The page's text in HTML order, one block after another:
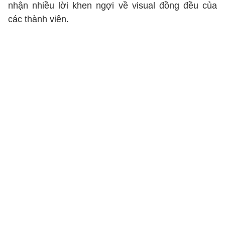
nhận nhiều lời khen ngợi về visual đồng đều của
các thành viên.